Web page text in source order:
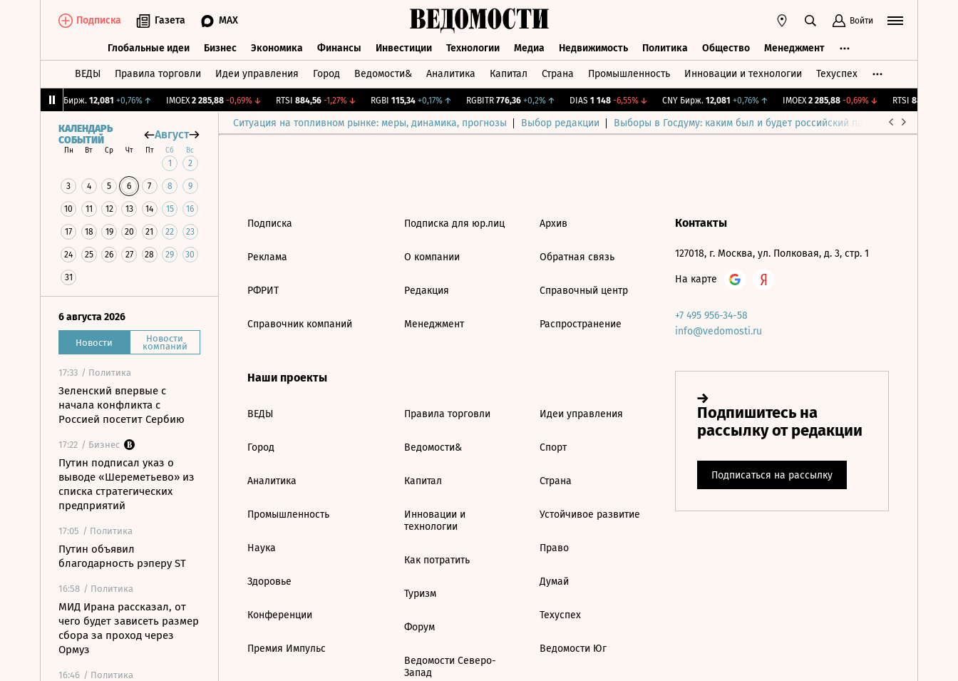
Подписка Газета MAX Войти
Глобальные идеи Бизнес Экономика Финансы Инвестиции Технологии Медиа Недвижимость Политика Общество Менеджмент
ВЕДЫ Правила торговли Идеи управления Город Ведомости& Аналитика Капитал Страна Промышленность Инновации и технологии Техуспех
CNY Бирж. 12,081 +0,76%↑ IMOEX 2 285,88 -0,69%↓ RTSI 884,56 -1,27%↓ RGBI 115,34 +0,17%↑ RGBITR 776,36 +0,2%↑ DIAS 1 148 -6,55%↓ CNY Бирж. 12,081 +0,76%↑ IMOEX 2 285,88 -0,69%↓ RTSI 884,56
Ситуация на топливном рынке: меры, динамика, прогнозы Выбор редакции Выборы в Госдуму: каким был и будет российский парламент
КАЛЕНДАРЬ
СОБЫТИЙ
Август
Пн Вт Ср Чт Пт Сб Вс
1 2
3 4 5 6 7 8 9
10 11 12 13 14 15 16
17 18 19 20 21 22 23
24 25 26 27 28 29 30
31
6 августа 2026
Новости Новости
компаний
17:33 / Политика
Зеленский впервые с
начала конфликта с
Россией посетит Сербию
17:22 / Бизнес
Путин подписал указ о
выводе «Шереметьево» из
списка стратегических
предприятий
17:05 / Политика
Путин объявил
благодарность рэперу ST
16:58 / Политика
МИД Ирана рассказал, от
чего будет зависеть размер
сбора за проход через
Ормуз
16:46 / Политика
Подписка
Реклама
РФРИТ
Справочник компаний
Подписка для юр.лиц
О компании
Редакция
Менеджмент
Архив
Обратная связь
Справочный центр
Распространение
Наши проекты
ВЕДЫ
Город
Аналитика
Промышленность
Наука
Здоровье
Конференции
Премия Импульс
Правила торговли
Ведомости&
Капитал
Инновации и
технологии
Как потратить
Туризм
Форум
Ведомости Северо-
Запад
Идеи управления
Спорт
Страна
Устойчивое развитие
Право
Думай
Техуспех
Ведомости Юг
Контакты
127018, г. Москва, ул. Полковая, д. 3, стр. 1
На карте
+7 495 956-34-58
info@vedomosti.ru